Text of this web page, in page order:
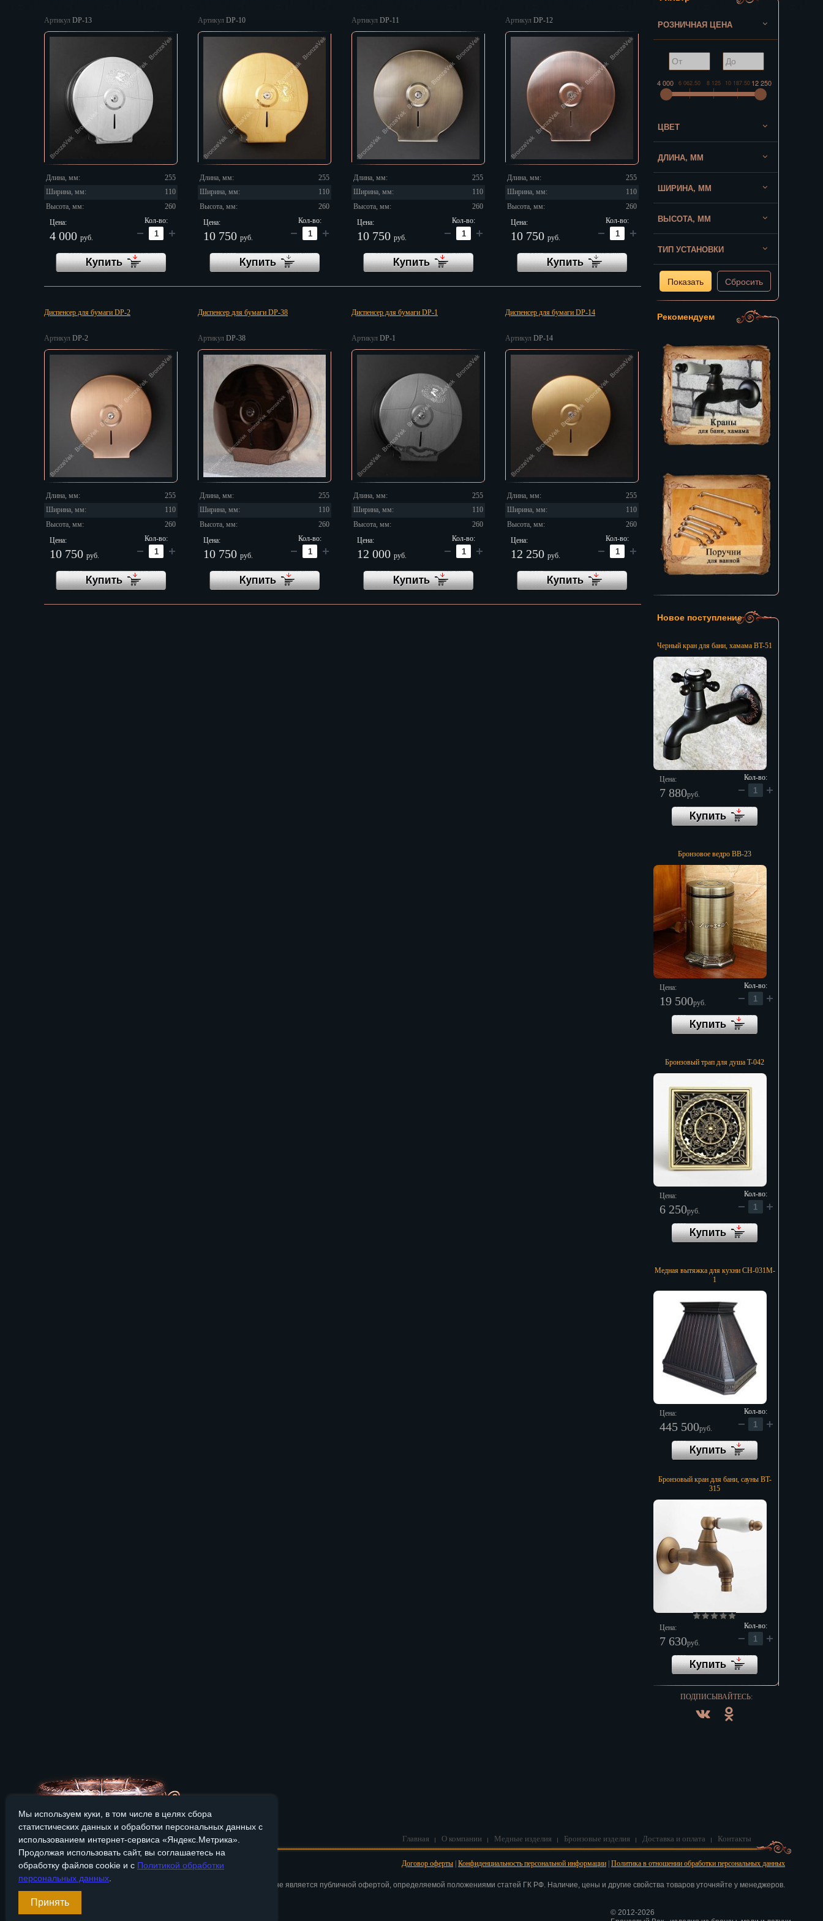
Зеленоград
Ижевск
Иркутск
Йошкар-Ола
Казань
Калининград
Калуга
Киров
Кострома
Краснодар
Курск
Кызыл
Липецк
Махачкала
Мурманск
Набережные Челны
Назрань
Нарьян-Мар
Ниж. Новгород
Новокузнецк
Новороссийск
Новосибирск
Оренбург
Пермь
Артикул DP-13
Длина, мм:
255
Ширина, мм:
110
Высота, мм:
260
Цена:
4 000 руб.
Кол-во:
Артикул DP-10
Длина, мм:
255
Ширина, мм:
110
Высота, мм:
260
Цена:
10 750 руб.
Кол-во:
Артикул DP-11
Длина, мм:
255
Ширина, мм:
110
Высота, мм:
260
Цена:
10 750 руб.
Кол-во:
Купить
Артикул DP-12
Длина, мм:
255
Ширина, мм:
110
Высота, мм:
260
Цена:
10 750 руб.
Кол-во:
Купить
Диспенсер для бумаги DP-2
Артикул DP-2
Длина, мм:
255
Ширина, мм:
110
Высота, мм:
260
Цена:
10 750 руб.
Кол-во:
Диспенсер для бумаги DP-38
Артикул DP-38
Длина, мм:
255
Ширина, мм:
110
Высота, мм:
260
Цена:
10 750 руб.
Кол-во:
Диспенсер для бумаги DP-1
Артикул DP-1
Длина, мм:
255
Ширина, мм:
110
Высота, мм:
260
Цена:
12 000 руб.
Кол-во:
Купить
Диспенсер для бумаги DP-14
Артикул DP-14
Длина, мм:
255
Ширина, мм:
110
Высота, мм:
260
Цена:
12 250 руб.
Кол-во:
Купить
РОЗНИЧНАЯ ЦЕНА
4 000 6 062.50 8 125 10 187.50 12 250
ЦВЕТ
ДЛИНА, ММ
ШИРИНА, ММ
ВЫСОТА, ММ
ТИП УСТАНОВКИ
Показать Сбросить
Рекомендуем
Новое поступление
Черный кран для бани, хамама BT-51
Цена:
7 880руб.
Кол-во:
Бронзовое ведро BB-23
Цена:
19 500руб.
Кол-во:
Бронзовый трап для душа T-042
Цена:
6 250руб.
Кол-во:
Медная вытяжка для кухни CH-031M-
1
Цена:
445 500руб.
Кол-во:
Бронзовый кран для бани, сауны BT-
315
Цена:
7 630руб.
Кол-во:
ПОДПИСЫВАЙТЕСЬ:
Мы используем куки, в том числе в целях сбора
статистических данных и обработки персональных данных с
использованием интернет-сервиса «Яндекс.Метрика».
Продолжая использовать сайт, вы соглашаетесь на
обработку файлов cookie и с Политикой обработки
персональных данных
Принять
Главная О компании Медные изделия Бронзовые изделия Доставка и оплата Контакты
Договор оферты Конфиденциальность персональной информации Политика в отношении обработки персональных данных
Сайт Bronzevek.ru носит только информационный характер, и не является публичной офертой, определяемой положениями статей ГК РФ. Наличие, цены и другие свойства товаров уточняйте у менеджеров.
+7 (495) 565-35-56
© 2012-2026